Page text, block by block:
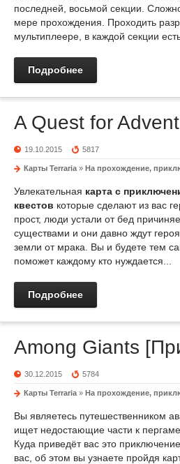
последней, восьмой секции.
мере прохождения. Проходить
мультиплеере, в каждой секции есть
Подробнее
A Quest for
19.10.2015 5817
Карты Terraria » На прохождение,
Увлекательная карта с
квестов которые сделают из вас
прост, люди устали от бед
существами и они давно ждут
земли от мрака. Вы и будете тем
поможет каждому кто нуждается...
Подробнее
Among Giants
30.12.2015 5784
Карты Terraria » На прохождение,
Вы являетесь путешественником
ищет недостающие части к
Куда приведёт вас это
вас, об этом вы узнаете пройдя